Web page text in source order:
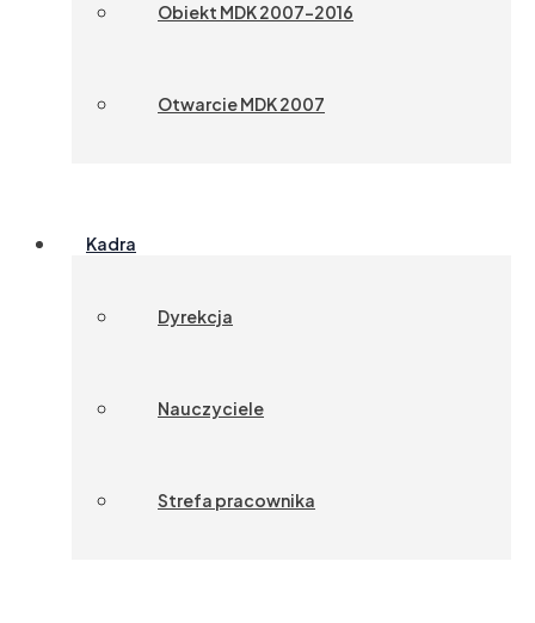
Obiekt MDK 2007-2016
Otwarcie MDK 2007
Kadra
Dyrekcja
Nauczyciele
Strefa pracownika